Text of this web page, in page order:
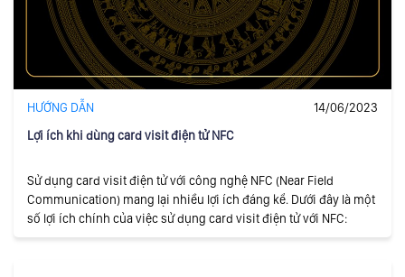
HƯỚNG DẪN
14/06/2023
Lợi ích khi dùng card visit điện tử NFC
Sử dụng card visit điện tử với công nghệ NFC (Near Field
Communication) mang lại nhiều lợi ích đáng kể. Dưới đây là một
số lợi ích chính của việc sử dụng card visit điện tử với NFC: